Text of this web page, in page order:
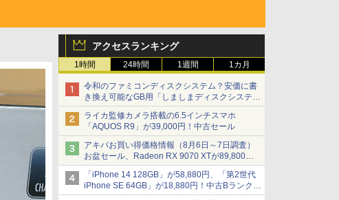
アクセスランキング
1時間 24時間 1週間 1カ月
令和のファミコンディスクシステム？安価に書
き換え可能なGB用「しましまディスクシステ
ム」
ライカ監修カメラ搭載の6.5インチスマホ
「AQUOS R9」が39,000円！中古セール
アキバお買い得価格情報（8月6日～7日調査）
お盆セール、Radeon RX 9070 XTが89,800
円、水平周波数24.8kHz対応の17型モニターが
9,801円、暑さ指数連動セール ほか
「iPhone 14 128GB」が58,880円、「第2世代
iPhone SE 64GB」が18,880円！中古Bランク品
セール